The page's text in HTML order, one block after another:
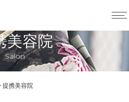
美容院
Salon
提携美容院